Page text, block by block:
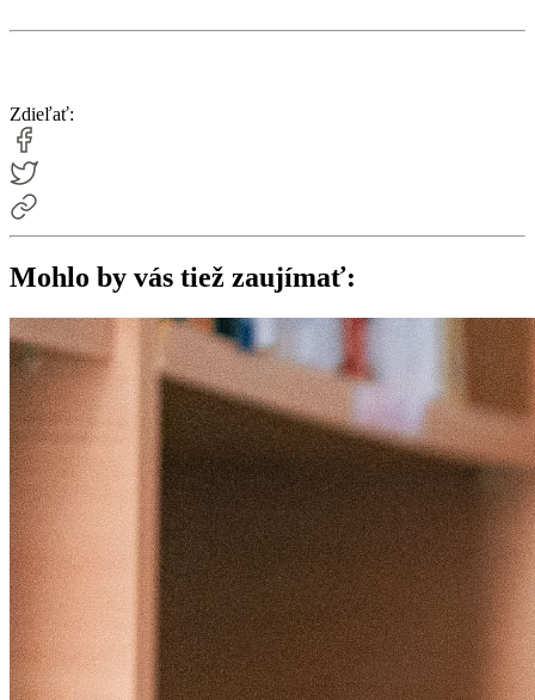
Zdieľať:
Mohlo by vás tiež zaujímať: